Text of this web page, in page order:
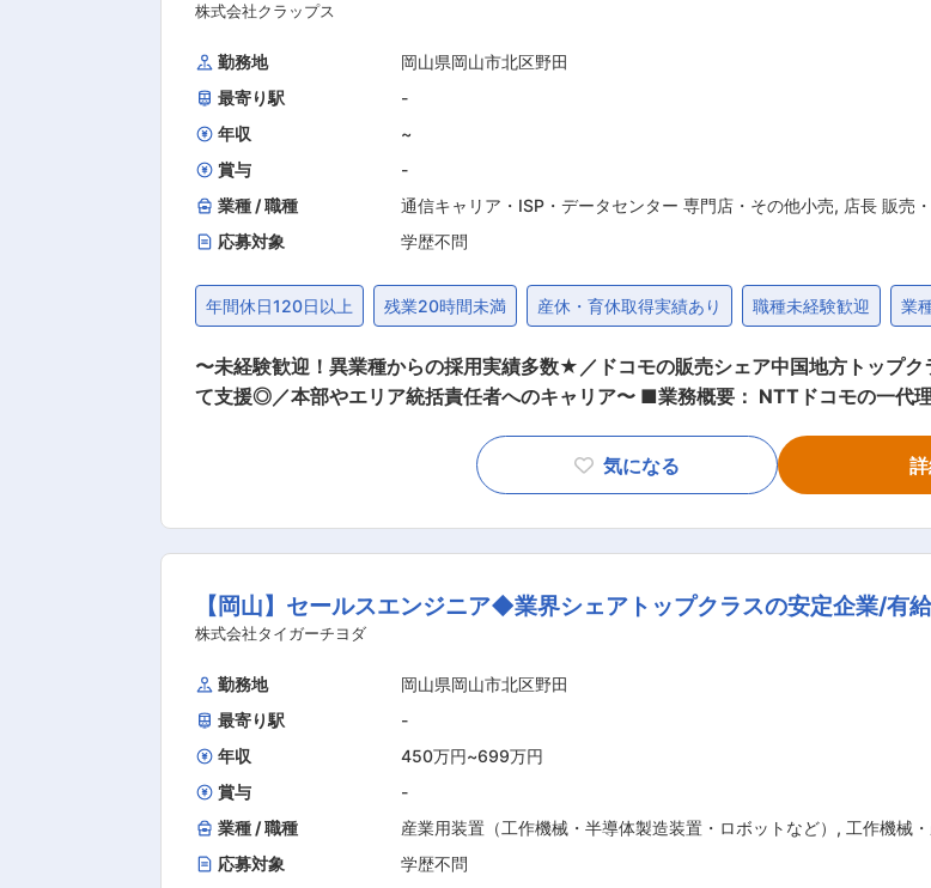
人事考課により頑張った人が報われる給与体系となっています。そのため、会社全体で離
株式会社クラップス
勤務地
岡山県岡山市北区野田
最寄り駅
-
年収
~
賞与
-
業種 / 職種
通信キャリア・ISP・データセンター 専門店・その他小売, 店長 販売
応募対象
学歴不問
年間休日120日以上 残業20時間未満 産休・育休取得実績あり 職種未経験歓迎 業
〜未経験歓迎！異業種からの採用実績多数★／ドコモの販売シェア中国地方トップ
て支援◎／本部やエリア統括責任者へのキャリア〜 ■業務概要： NTTドコモの一代理店として、岡山にて7店舗のドコモショップを運営して
ツのご提案 ・操作案内 ・電話応対、事務処理など ■入社後の流れ 入社後は、モバイルの基礎商品知識についてドコモが用意している資料や
教材を利用して覚えていきます。 基礎知識を学び、配属後は現場でのOJTがスター
フ、保育士など様々な経歴の方が未経験でご入社され、活躍されています。 ■1日の流れ： 8：30出社し、身だしなみを整えて全員で店内の
清掃を開始。 9：00店舗をオープン。接客や空き時間にディスプレイの変更、顧客
な残業は基本的にはございません。 ■キャリアパス： まずは副店長、店長を目指すことが可能です。※年収例：478万円（店長、26歳、月収
34万円、入社6年）、350万円（副店長、23歳、月収25万円、入社5年） その後本
企画職、法人営業職、新規事業立ち上げチームなど本部への異動実績も数多くあり
気になる
【岡山】セールスエンジニア◆業界シェアトップクラスの安定企業/有
株式会社タイガーチヨダ
勤務地
岡山県岡山市北区野田
最寄り駅
-
年収
450万円~699万円
賞与
-
業種 / 職種
産業用装置（工作機械・半導体製造装置・ロボットなど） , 工作機械
応募対象
学歴不問